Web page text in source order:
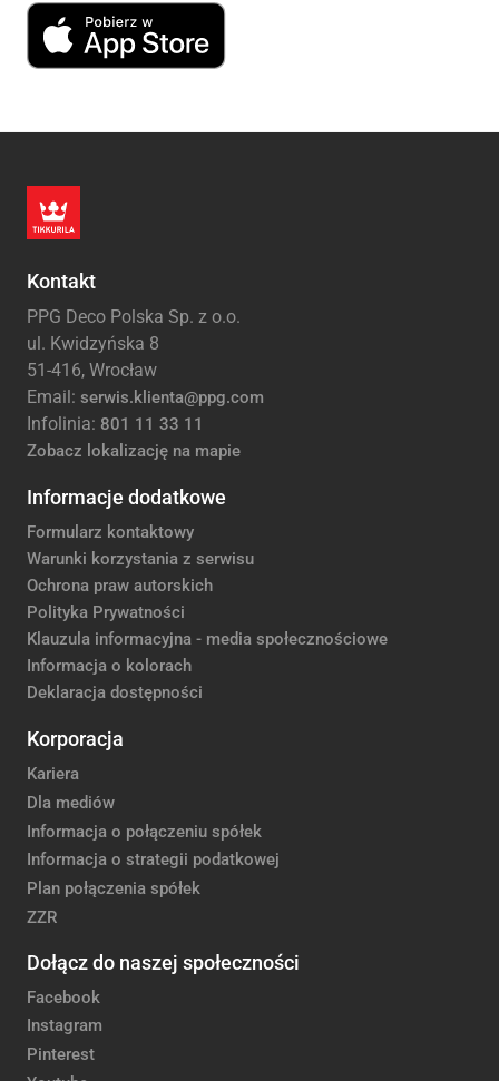
Kontakt
PPG Deco Polska Sp. z o.o.
ul. Kwidzyńska 8
51-416, Wrocław
Email: serwis.klienta@ppg.com
Infolinia: 801 11 33 11
Zobacz lokalizację na mapie
Informacje dodatkowe
Formularz kontaktowy
Warunki korzystania z serwisu
Ochrona praw autorskich
Polityka Prywatności
Klauzula informacyjna - media społecznościowe
Informacja o kolorach
Deklaracja dostępności
Korporacja
Kariera
Dla mediów
Informacja o połączeniu spółek
Informacja o strategii podatkowej
Plan połączenia spółek
ZZR
Dołącz do naszej społeczności
Facebook
Instagram
Pinterest